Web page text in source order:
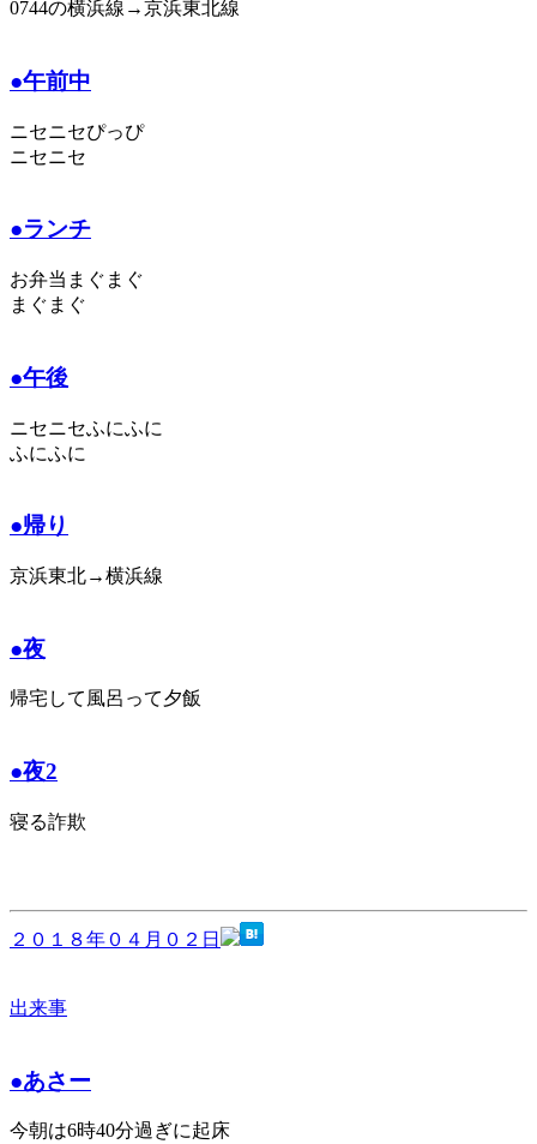
0744の横浜線→京浜東北線
●午前中
ニセニセぴっぴ
ニセニセ
●ランチ
お弁当まぐまぐ
まぐまぐ
●午後
ニセニセふにふに
ふにふに
●帰り
京浜東北→横浜線
●夜
帰宅して風呂って夕飯
●夜2
寝る詐欺
２０１８年０４月０２日
出来事
●あさー
今朝は6時40分過ぎに起床